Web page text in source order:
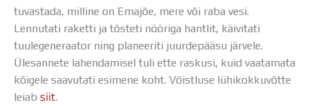
Õppekava
Ainepassid
Huviringid
Õpilastööd (UPT)
Distantsõpe
Kodukord
tuvastada, milline on Emajõe, mere või raba vesi.
Lennutati raketti ja tõsteti nööriga hantlit, käivitati
tuulegeneraator ning planeeriti juurdepääsu järvele.
Ülesannete lahendamisel tuli ette raskusi, kuid vaatamata
kõigele saavutati esimene koht. Võistluse lühikokkuvõtte
leiab siit.